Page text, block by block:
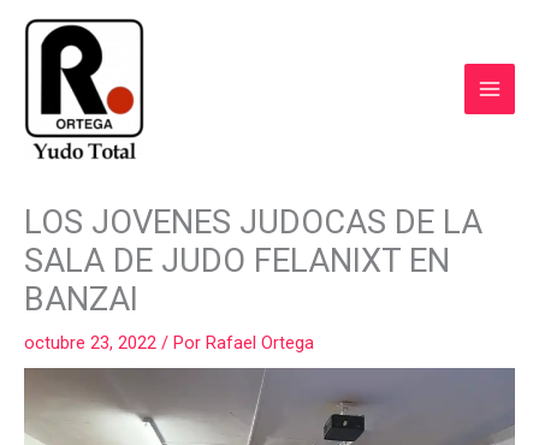
contenido
LOS JOVENES JUDOCAS DE LA
SALA DE JUDO FELANIXT EN
BANZAI
octubre 23, 2022 / Por Rafael Ortega
COMPARTIR
EN
FACEBOOK
COMPARTIR
EN
WHATSAPP
COMPARTIR
EN
LINKEDIN
COMPARTIR
EN
X
(TWITTER)
EN
EMAIL